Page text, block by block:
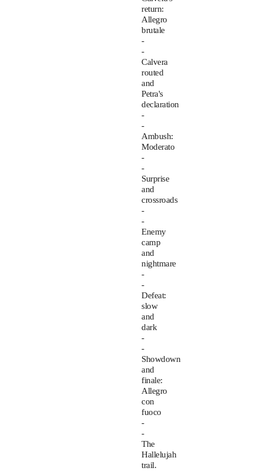
return:
Allegro
brutale
-
-
Calvera
routed
and
Petra's
declaration
-
-
Ambush:
Moderato
-
-
Surprise
and
crossroads
-
-
Enemy
camp
and
nightmare
-
-
Defeat:
slow
and
dark
-
-
Showdown
and
finale:
Allegro
con
fuoco
-
-
The
Hallelujah
trail.